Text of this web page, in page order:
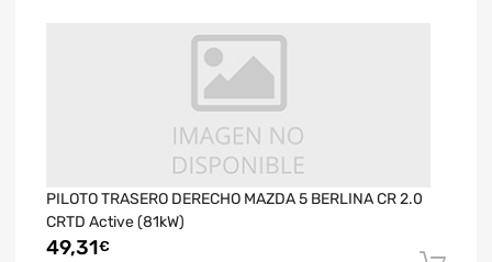
PILOTO TRASERO DERECHO MAZDA 5 BERLINA CR 2.0
CRTD Active (81kW)
49,31€